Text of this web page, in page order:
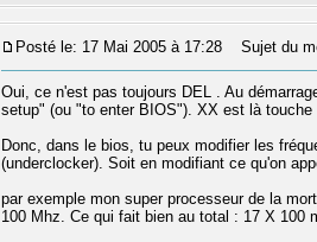
Posté le: 17 Mai 2005 à 17:28 Sujet du
Oui, ce n'est pas toujours DEL . Au
setup" (ou "to enter BIOS"). XX est là
Donc, dans le bios, tu peux modifier les
(underclocker). Soit en modifiant ce qu'on
par exemple mon super processeur de la
100 Mhz. Ce qui fait bien au total : 17 X 100